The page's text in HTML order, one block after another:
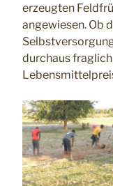
erzeugten
angewiesen. Ob
durchaus